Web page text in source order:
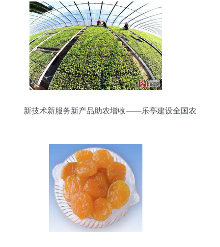
新技术新服务新产品助农增收——乐亭建设全国农